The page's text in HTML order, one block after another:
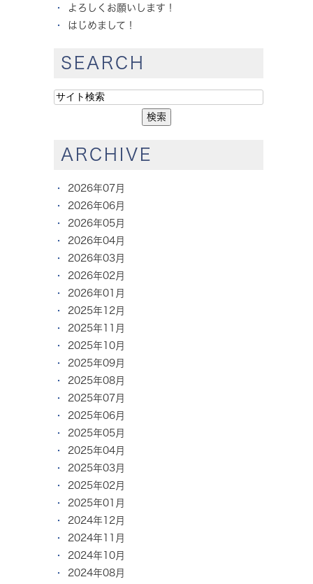
よろしくお願いします！
はじめまして！
SEARCH
ARCHIVE
2026年07月
2026年06月
2026年05月
2026年04月
2026年03月
2026年02月
2026年01月
2025年12月
2025年11月
2025年10月
2025年09月
2025年08月
2025年07月
2025年06月
2025年05月
2025年04月
2025年03月
2025年02月
2025年01月
2024年12月
2024年11月
2024年10月
2024年08月